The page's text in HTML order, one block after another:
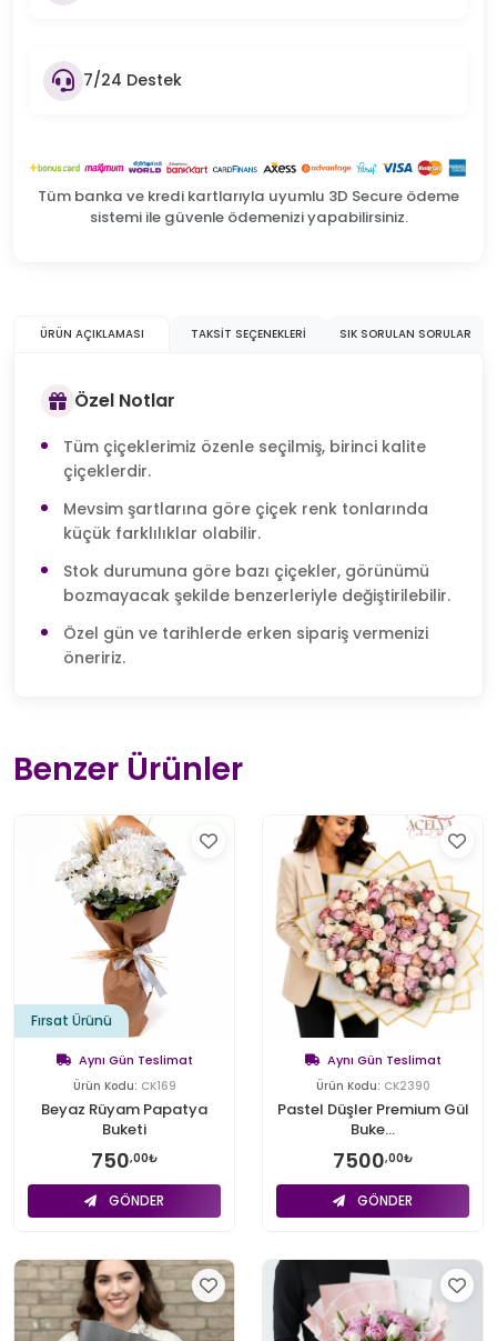
7/24 Destek
Tüm banka ve kredi kartlarıyla uyumlu 3D Secure ödeme
sistemi ile güvenle ödemenizi yapabilirsiniz.
ÜRÜN AÇIKLAMASI TAKSIT SEÇENEKLERI SIK SORULAN SORULAR
Özel Notlar
Tüm çiçeklerimiz özenle seçilmiş, birinci kalite
çiçeklerdir.
Mevsim şartlarına göre çiçek renk tonlarında
küçük farklılıklar olabilir.
Stok durumuna göre bazı çiçekler, görünümü
bozmayacak şekilde benzerleriyle değiştirilebilir.
Özel gün ve tarihlerde erken sipariş vermenizi
öneririz.
Benzer Ürünler
Fırsat Ürünü
Aynı Gün Teslimat
Ürün Kodu: CK169
Beyaz Rüyam Papatya
Buketi
750,00₺
GÖNDER
Aynı Gün Teslimat
Ürün Kodu: CK2390
Pastel Düşler Premium Gül
Buke...
7500,00₺
GÖNDER